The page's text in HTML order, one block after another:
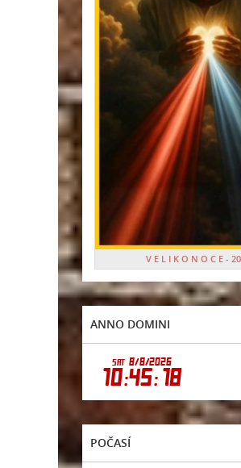
V E L I K O N O C E -
ANNO DOMINI
POČASÍ